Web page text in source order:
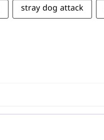
stray dog attack